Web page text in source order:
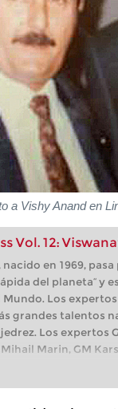
a Vishy Anand en
Vol. 12:
en 1969, pasa
del planeta“ y
Mundo. Los
grandes talentos
Los expertos
Marin, GM
las partidas